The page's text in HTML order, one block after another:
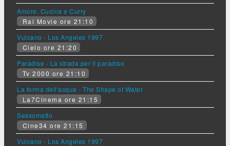
Amore, Cucina e Curry
Rai Movie ore 21:10
Vulcano - Los Angeles 1997
Cielo ore 21:20
Paradise - La strada per il paradiso
Tv 2000 ore 21:10
La forma dell'acqua - The Shape of Water
La7Cinema ore 21:15
Sessomatto
Cine34 ore 21:15
Vulcano - Los Angeles 1997